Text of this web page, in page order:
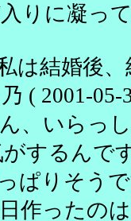
りに凝っ
は結婚後
( 2001-05-
、いらっ
するんで
ぱりそう
作ったの